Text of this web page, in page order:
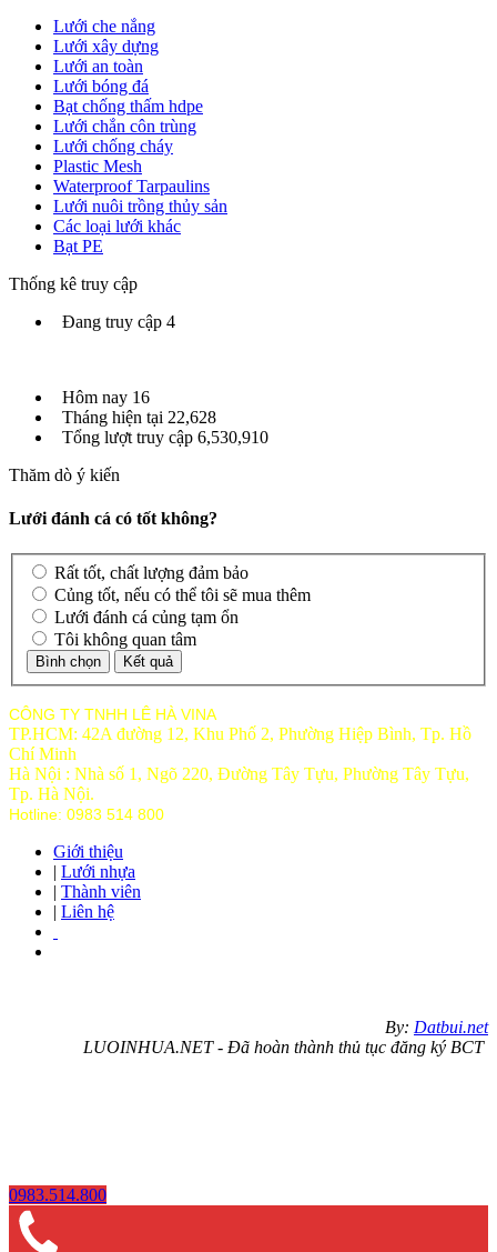
Lưới che nắng
Lưới xây dựng
Lưới an toàn
Lưới bóng đá
Bạt chống thấm hdpe
Lưới chắn côn trùng
Lưới chống cháy
Plastic Mesh
Waterproof Tarpaulins
Lưới nuôi trồng thủy sản
Các loại lưới khác
Bạt PE
Thống kê truy cập
Đang truy cập 4
Hôm nay 16
Tháng hiện tại 22,628
Tổng lượt truy cập 6,530,910
Thăm dò ý kiến
Lưới đánh cá có tốt không?
Rất tốt, chất lượng đảm bảo
Củng tốt, nếu có thể tôi sẽ mua thêm
Lưới đánh cá củng tạm ổn
Tôi không quan tâm
CÔNG TY TNHH LÊ HÀ VINA
TP.HCM: 42A đường 12, Khu Phố 2, Phường Hiệp Bình, Tp. Hồ
Chí Minh
Hà Nội : Nhà số 1, Ngõ 220, Đường Tây Tựu, Phường Tây Tựu,
Tp. Hà Nội.
Hotline: 0983 514 800
Giới thiệu
| Lưới nhựa
| Thành viên
| Liên hệ
By: Datbui.net
LUOINHUA.NET - Đã hoàn thành thủ tục đăng ký BCT
0983.514.800